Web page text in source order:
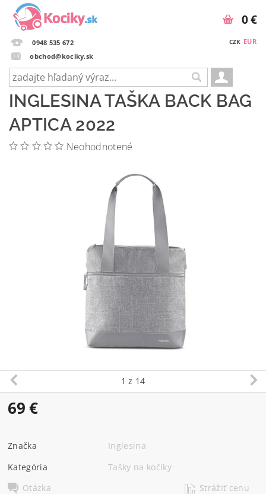
0948 535 672
obchod@kociky.sk
CZK EUR
0 €
INGLESINA TAŠKA BACK BAG
APTICA 2022
Neohodnotené
1 z 14
69 €
Značka
Inglesina
Kategória
Tašky na kočíky
Otázka
Strážiť cenu